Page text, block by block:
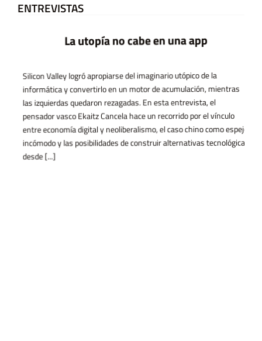
ENTREVISTAS
La utopía no cabe en una app
Silicon Valley logró apropiarse del imaginario utópico de la
informática y convertirlo en un motor de acumulación, mientras
las izquierdas quedaron rezagadas. En esta entrevista, el
pensador vasco Ekaitz Cancela hace un recorrido por el vínculo
entre economía digital y neoliberalismo, el caso chino como espejo
incómodo y las posibilidades de construir alternativas tecnológicas
desde [...]